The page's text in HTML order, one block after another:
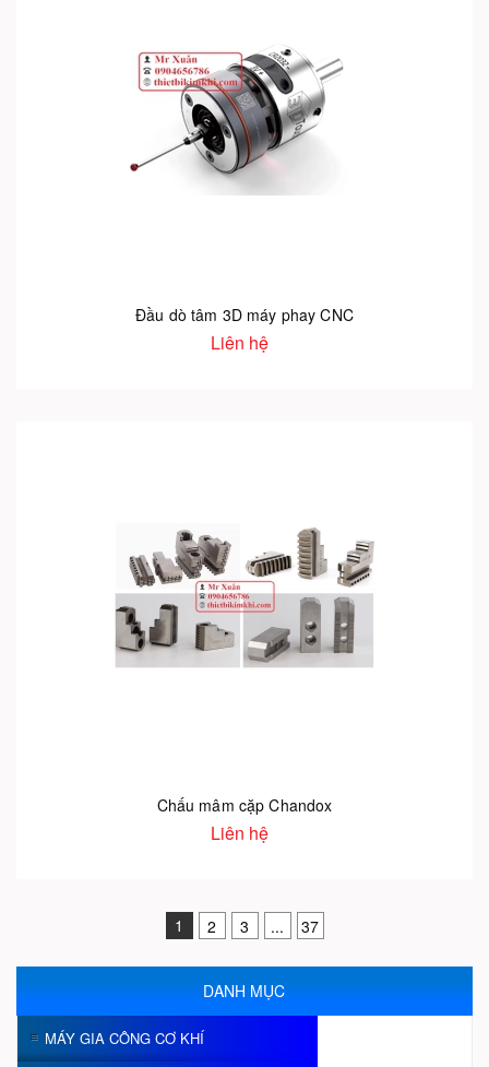
Đầu dò tâm 3D máy phay CNC
Liên hệ
Chấu mâm cặp Chandox
Liên hệ
1 2 3 ... 37
DANH MỤC
MÁY GIA CÔNG CƠ KHÍ